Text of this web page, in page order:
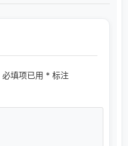
必填项已用 * 标注